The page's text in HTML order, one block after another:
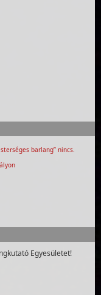
barlang” nincs.
Egyesületet!